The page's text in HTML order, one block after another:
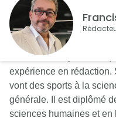
Journaliste depuis 2001,
expérience en rédaction.
vont des sports à la
générale. Il est diplômé
sciences humaines et en